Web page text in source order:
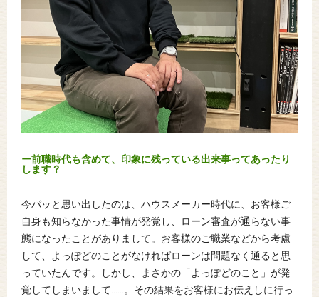
ー前職時代も含めて、印象に残っている出来事ってあったり
します？
今パッと思い出したのは、ハウスメーカー時代に、お客様ご
自身も知らなかった事情が発覚し、ローン審査が通らない事
態になったことがありまして。お客様のご職業などから考慮
して、よっぽどのことがなければローンは問題なく通ると思
っていたんです。しかし、まさかの「よっぽどのこと」が発
覚してしまいまして……。その結果をお客様にお伝えしに行っ